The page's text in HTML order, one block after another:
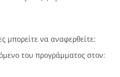
μπορείτε να αναφερθείτε:
του προγράμματος στον: